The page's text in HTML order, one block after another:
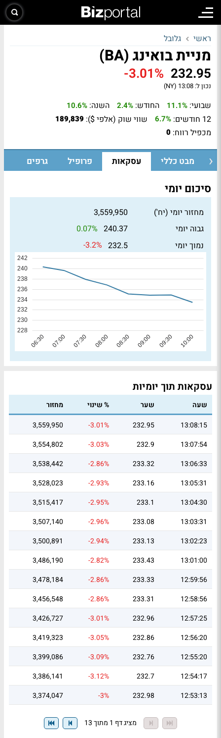
ראשי גלובל
מניית בואינג (BA)
232.95
-3.01%
נכון ל: 13:08 (NY)
שבועי: 11.1% החודש: 2.4% השנה: 10.6%
12 חודשים: 6.7% שווי שוק (אלפי $): 189,839
מכפיל רווח: 0
מבט כללי עסקאות פרופיל גרפים
סיכום יומי
מחזור יומי (יח')
3,559,950
גבוה יומי
240.37
0.07%
נמוך יומי
232.5
-3.2%
עסקאות תוך יומיות
שעה שער % שינוי
מחזור
13:08:15
232.95
-3.01%
3,559,950
13:07:54
232.9
-3.03%
3,554,802
13:06:33
233.32
-2.86%
3,538,442
13:05:31
233.16
-2.93%
3,528,023
13:04:30
233.1
-2.95%
3,515,417
13:03:31
233.08
-2.96%
3,507,140
13:02:23
233.13
-2.94%
3,500,891
13:01:00
233.43
-2.82%
3,486,190
12:59:56
233.33
-2.86%
3,478,184
12:58:56
233.31
-2.86%
3,456,548
12:57:25
232.96
-3.01%
3,426,727
12:56:20
232.86
-3.05%
3,419,323
12:55:20
232.76
-3.09%
3,399,086
12:54:17
232.7
-3.12%
3,386,141
12:53:13
232.98
-3%
3,374,047
מציג דף 1 מתוך 13